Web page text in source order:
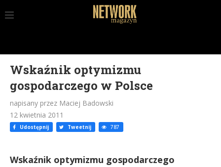
Wskaźnik optymizmu
gospodarczego w Polsce
napisany przez Maciej Badowski
12 kwietnia 2011
Udostępnij Tweetnij 787
Wskaźnik optymizmu gospodarczego